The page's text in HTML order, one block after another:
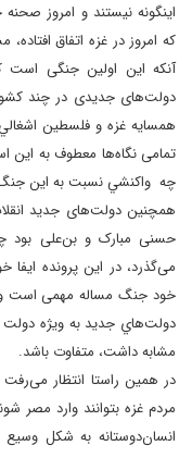
اینگونه نیستند و امروز
كه امروز در غزه اتفاق
آنکه این اولین جنگی است
دولت‌های جدیدی در چند
همسايه غزه و فلسطين
تمامی نگاه‌ها معطوف به
چه واكنشي نسبت به اين
همچنین دولت‌های جدید
حسنی مبارک و بن‌علی بود
می‌گذرد، در این پرونده ایفا
خود جنگ مساله مهمی است و
دولت‌هاي جديد به ويژه دولت
مشابه داشت، متفاوت باشد.
در همین راستا انتظار
مردم غزه بتوانند وارد مصر
انسان‌دوستانه به شکل وسیع